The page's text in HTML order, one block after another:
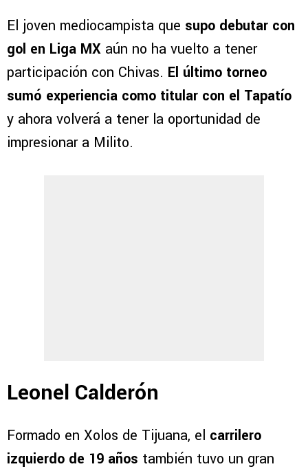
El joven mediocampista que supo debutar con
gol en Liga MX aún no ha vuelto a tener
participación con Chivas. El último torneo
sumó experiencia como titular con el Tapatío
y ahora volverá a tener la oportunidad de
impresionar a Milito.
Leonel Calderón
Formado en Xolos de Tijuana, el carrilero
izquierdo de 19 años también tuvo un gran